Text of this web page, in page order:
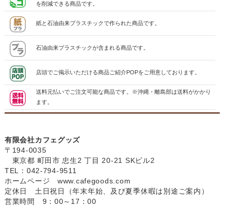
を削減できる商品です。
紙と石油由来プラスチックで作られた商品です。
石油由来プラスチックが含まれる商品です。
店頭でご掲示いただける商品ご紹介POPをご用意しております。
送料元払いでご注文可能な商品です。※沖縄・離島部は送料がかかり
ます。
有限会社カフェグッズ
〒194-0035
東京都 町田市 忠生2 丁目 20-21 SKビル2
TEL：042-794-9511
ホームページ www.cafegoods.com
定休日 土日祝日（年末年始、及び夏季休暇は別途ご案内）
営業時間 9：00～17：00